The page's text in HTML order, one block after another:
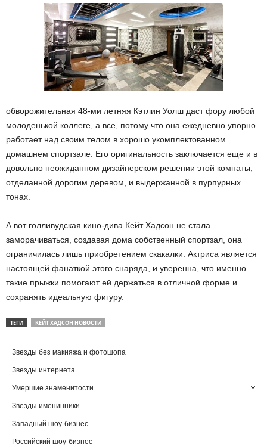
обворожительная 48-ми летняя Кэтлин Уолш даст фору любой
молоденькой коллеге, а все, потому что она ежедневно упорно
работает над своим телом в хорошо укомплектованном
домашнем спортзале. Его оригинальность заключается еще и в
довольно неожиданном дизайнерском решении этой комнаты,
отделанной дорогим деревом, и выдержанной в пурпурных
тонах.
А вот голливудская кино-дива Кейт Хадсон не стала
заморачиваться, создавая дома собственный спортзал, она
ограничилась лишь приобретением скакалки. Актриса является
настоящей фанаткой этого снаряда, и уверенна, что именно
такие прыжки помогают ей держаться в отличной форме и
сохранять идеальную фигуру.
ТЕГИ КЕЙТ ХАДСОН НОВОСТИ
Звезды без макияжа и фотошопа
Звезды интернета
Умершие знаменитости
Звезды именинники
Западный шоу-бизнес
Российский шоу-бизнес